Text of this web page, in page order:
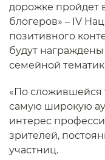
дорожке пройдет
блогеров» – IV
позитивного
будут
семейной
«По сложившейся
самую широкую
интерес
зрителей,
участниц.